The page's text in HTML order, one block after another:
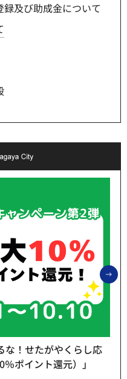
及び助成金について
な！せたがやくらし応
ポイント還元）」